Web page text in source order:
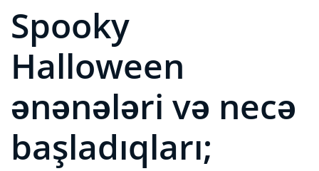
Spooky
Halloween
ənənələri və necə
başladıqları;